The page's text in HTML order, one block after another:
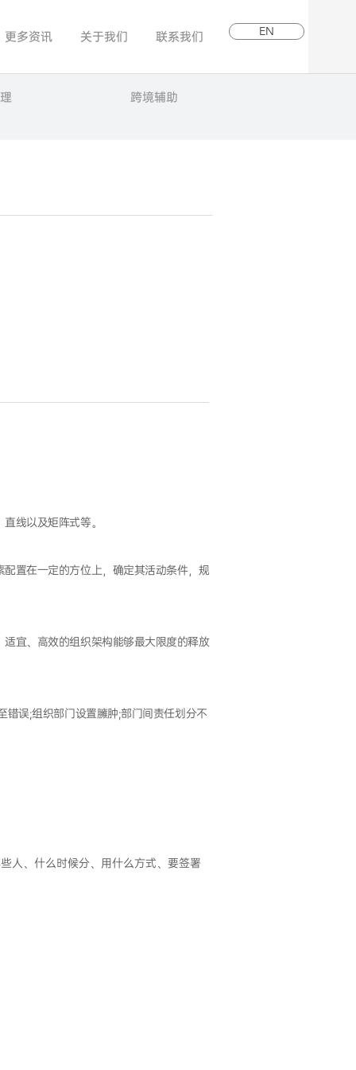
更多资讯 关于我们 联系我们 EN
跨境辅助
线以及矩阵式等。
置在一定的方位上，确定其活动条件，规
宜、高效的组织架构能够最大限度的释放
错误;组织部门设置臃肿;部门间责任划分不
人、什么时候分、用什么方式、要签署